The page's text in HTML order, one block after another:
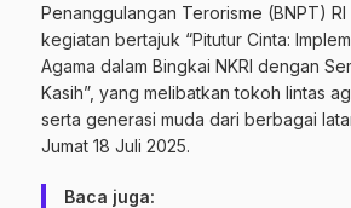
Penanggulangan Terorisme (BNPT)
kegiatan bertajuk “Pitutur Cinta:
Agama dalam Bingkai NKRI dengan
Kasih”, yang melibatkan tokoh lintas
serta generasi muda dari berbagai
Jumat 18 Juli 2025.
Baca juga: